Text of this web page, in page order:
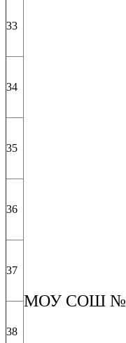
МОУ СОШ
33
34
35
36
37
38